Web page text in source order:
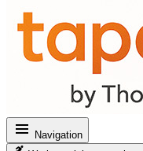
Navigation